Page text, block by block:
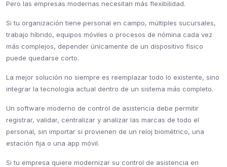
Pero las empresas modernas necesitan más flexibilidad.
Si tu organización tiene personal en campo, múltiples sucursales,
trabajo híbrido, equipos móviles o procesos de nómina cada vez
más complejos, depender únicamente de un dispositivo físico
puede quedarse corto.
La mejor solución no siempre es reemplazar todo lo existente, sino
integrar la tecnología actual dentro de un sistema más completo.
Un software moderno de control de asistencia debe permitir
registrar, validar, centralizar y analizar las marcas de todo el
personal, sin importar si provienen de un reloj biométrico, una
estación fija o una app móvil.
Si tu empresa quiere modernizar su control de asistencia en